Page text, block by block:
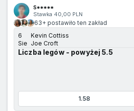
S*****
Stawka 40,00 PLN
63+ postawiło ten zakład
6
Sie
Kevin Cottiss
Joe Croft
Liczba legów - powyżej 5.5
1.58
na początek